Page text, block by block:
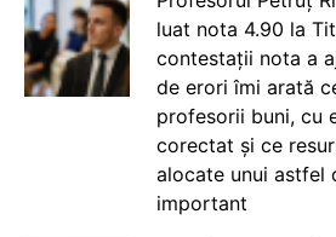
luat nota 4.90 la
contestații nota a
de erori îmi arată
profesorii buni, cu
corectat și ce
alocate unui astfel
important